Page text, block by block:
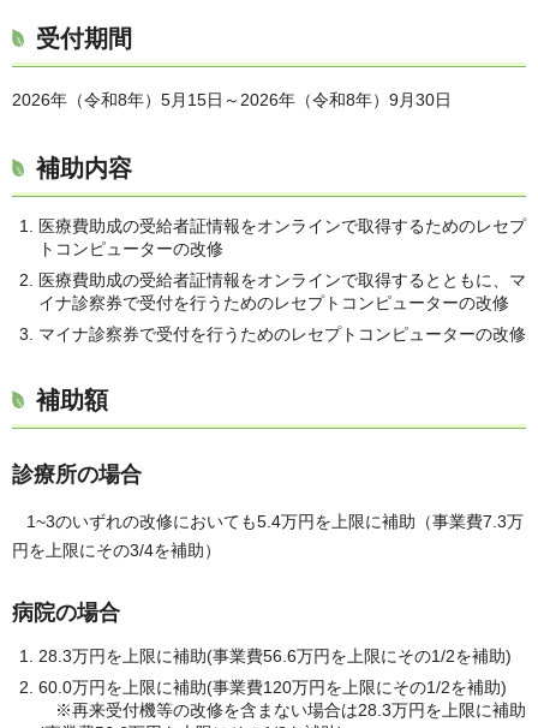
受付期間
2026年（令和8年）5月15日～2026年（令和8年）9月30日
補助内容
医療費助成の受給者証情報をオンラインで取得するためのレセプ
トコンピューターの改修
医療費助成の受給者証情報をオンラインで取得するとともに、マ
イナ診察券で受付を行うためのレセプトコンピューターの改修
マイナ診察券で受付を行うためのレセプトコンピューターの改修
補助額
診療所の場合
1~3のいずれの改修においても5.4万円を上限に補助（事業費7.3万
円を上限にその3/4を補助）
病院の場合
28.3万円を上限に補助(事業費56.6万円を上限にその1/2を補助)
60.0万円を上限に補助(事業費120万円を上限にその1/2を補助)
※再来受付機等の改修を含まない場合は28.3万円を上限に補助